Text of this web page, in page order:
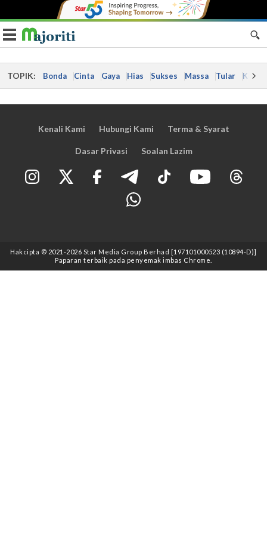
Toggle navigation
TOPIK: Bonda Cinta Gaya Hias Sukses Massa Tular Kes
Kenali Kami Hubungi Kami Terma & Syarat
Dasar Privasi Soalan Lazim
Hakcipta © 2021 -2026 Star Media Group Berhad [197101000523 (10894-D)]
Paparan terbaik pada penyemak imbas Chrome.